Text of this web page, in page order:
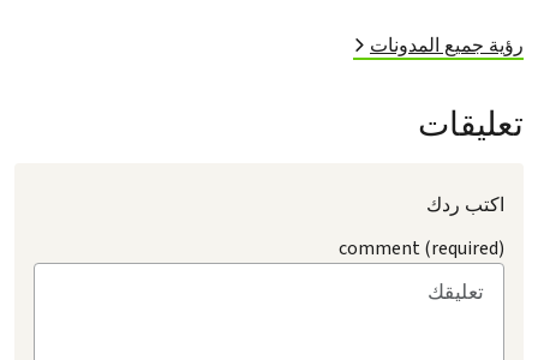
رؤية جميع المدونات
تعليقات
اكتب ردك
comment (required)